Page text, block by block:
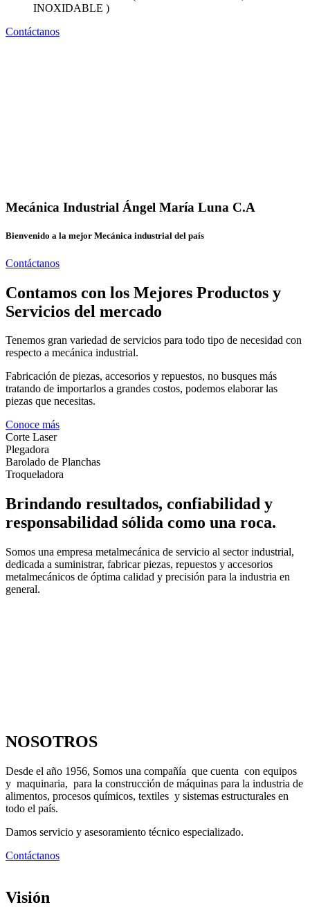
INOXIDABLE )
Contáctanos
Mecánica Industrial Ángel María Luna C.A
Bienvenido a la mejor Mecánica industrial del país
Contáctanos
Contamos con los Mejores Productos y
Servicios del mercado
Tenemos gran variedad de servicios para todo tipo de necesidad con
respecto a mecánica industrial.
Fabricación de piezas, accesorios y repuestos, no busques más
tratando de importarlos a grandes costos, podemos elaborar las
piezas que necesitas.
Conoce más
Corte Laser
Plegadora
Barolado de Planchas
Troqueladora
Brindando resultados, confiabilidad y
responsabilidad sólida como una roca.
Somos una empresa metalmecánica de servicio al sector industrial,
dedicada a suministrar, fabricar piezas, repuestos y accesorios
metalmecánicos de óptima calidad y precisión para la industria en
general.
NOSOTROS
Desde el año 1956, Somos una compañía que cuenta con equipos
y maquinaria, para la construcción de máquinas para la industria de
alimentos, procesos químicos, textiles y sistemas estructurales en
todo el país.
Damos servicio y asesoramiento técnico especializado.
Contáctanos
Visión